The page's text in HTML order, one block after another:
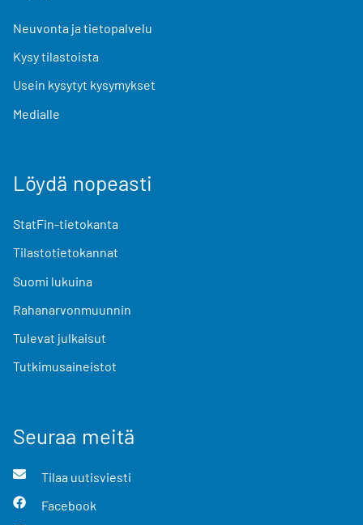
Neuvonta ja tietopalvelu
Kysy tilastoista
Usein kysytyt kysymykset
Medialle
Löydä nopeasti
StatFin-tietokanta
Tilastotietokannat
Suomi lukuina
Rahanarvonmuunnin
Tulevat julkaisut
Tutkimusaineistot
Seuraa meitä
Tilaa uutisviesti
Facebook